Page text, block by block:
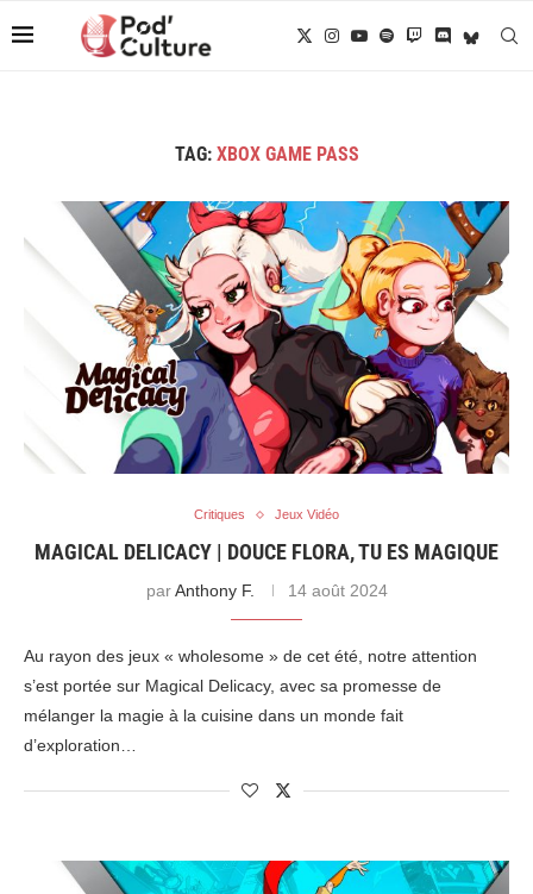
TAG: XBOX GAME PASS
Critiques Jeux Vidéo
MAGICAL DELICACY | DOUCE FLORA, TU ES MAGIQUE
parAnthony F. 14 août 2024
Au rayon des jeux « wholesome » de cet été, notre attention
s’est portée sur Magical Delicacy, avec sa promesse de
mélanger la magie à la cuisine dans un monde fait
d’exploration…